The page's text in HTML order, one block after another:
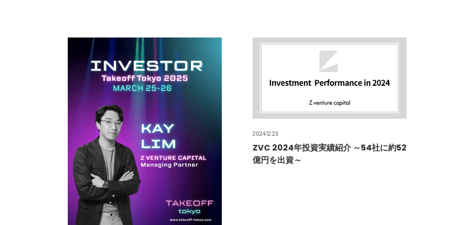
2024.12.23
ZVC 2024年投資実績紹介 ～54社に約52
億円を出資～